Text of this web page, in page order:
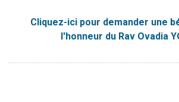
Cliquez-ici pour demander une
l'honneur du Rav Ovadia